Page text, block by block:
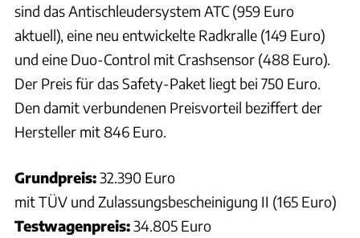
sind das Antischleudersystem ATC (959 Euro
aktuell), eine neu entwickelte Radkralle (149 Euro)
und eine Duo-Control mit Crashsensor (488 Euro).
Der Preis für das Safety-Paket liegt bei 750 Euro.
Den damit verbundenen Preisvorteil beziffert der
Hersteller mit 846 Euro.
Grundpreis:32.390 Euro
mit TÜV und Zulassungsbescheinigung II (165 Euro)
Testwagenpreis:34.805 Euro